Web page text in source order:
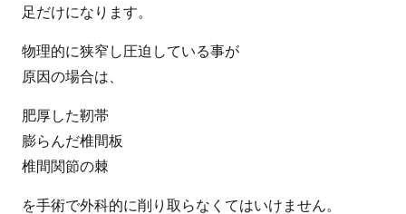
足だけになります。
物理的に狭窄し圧迫している事が
原因の場合は、
肥厚した靭帯
膨らんだ椎間板
椎間関節の棘
を手術で外科的に削り取らなくてはいけません。